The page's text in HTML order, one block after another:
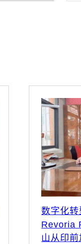
数字化
Revoria
山从印